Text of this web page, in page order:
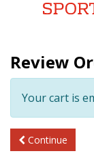
Review
Your cart is
Continue